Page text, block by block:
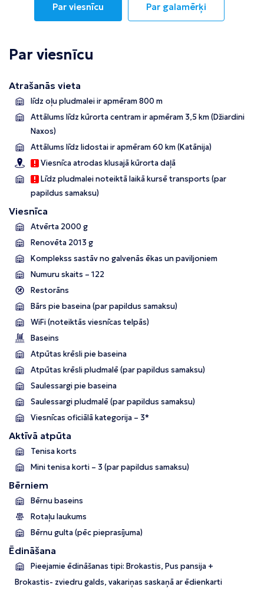
Par viesnīcu Par galamērķi
Par viesnīcu
Atrašanās vieta
līdz oļu pludmalei ir apmēram 800 m
Attālums līdz kūrorta centram ir apmēram 3,5 km (Džiardini
Naxos)
Attālums līdz lidostai ir apmēram 60 km (Katānija)
Viesnīca atrodas klusajā kūrorta daļā
Līdz pludmalei noteiktā laikā kursē transports (par
papildus samaksu)
Viesnīca
Atvērta 2000 g
Renovēta 2013 g
Komplekss sastāv no galvenās ēkas un paviljoniem
Numuru skaits – 122
Restorāns
Bārs pie baseina (par papildus samaksu)
WiFi (noteiktās viesnīcas telpās)
Baseins
Atpūtas krēsli pie baseina
Atpūtas krēsli pludmalē (par papildus samaksu)
Saulessargi pie baseina
Saulessargi pludmalē (par papildus samaksu)
Viesnīcas oficiālā kategorija – 3*
Aktīvā atpūta
Tenisa korts
Mini tenisa korti – 3 (par papildus samaksu)
Bērniem
Bērnu baseins
Rotaļu laukums
Bērnu gulta (pēc pieprasījuma)
Ēdināšana
Pieejamie ēdināšanas tipi: Brokastis, Pus pansija +
Brokastis- zviedru galds, vakariņas saskaņā ar ēdienkarti